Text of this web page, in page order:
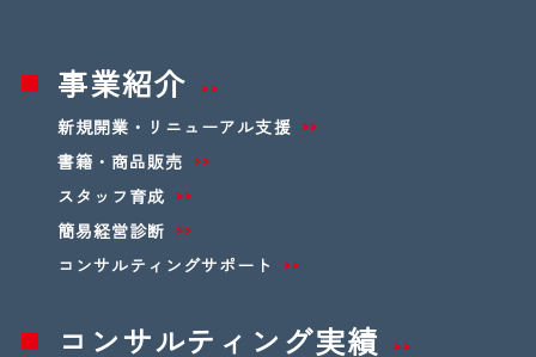
事業紹介
新規開業・リニューアル支援
書籍・商品販売
スタッフ育成
簡易経営診断
コンサルティングサポート
コンサルティング実績